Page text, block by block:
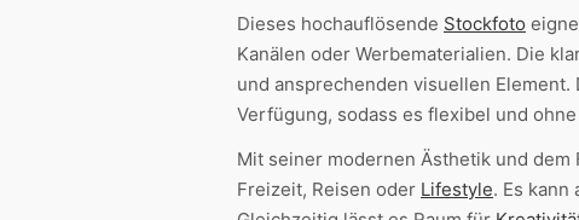
Dieses hochauflösende Stockfoto
Kanälen oder Werbematerialien. Die
und ansprechenden visuellen
Verfügung, sodass es flexibel und
Mit seiner modernen Ästhetik und dem
Freizeit, Reisen oder Lifestyle. Es kann